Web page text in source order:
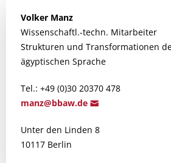
Volker Manz
Wissenschaftl.-techn. Mitarbeiter
Strukturen und Transformationen
ägyptischen Sprache
Tel.: +49 (0)30 20370 478
manz@bbaw.de
Unter den Linden 8
10117 Berlin